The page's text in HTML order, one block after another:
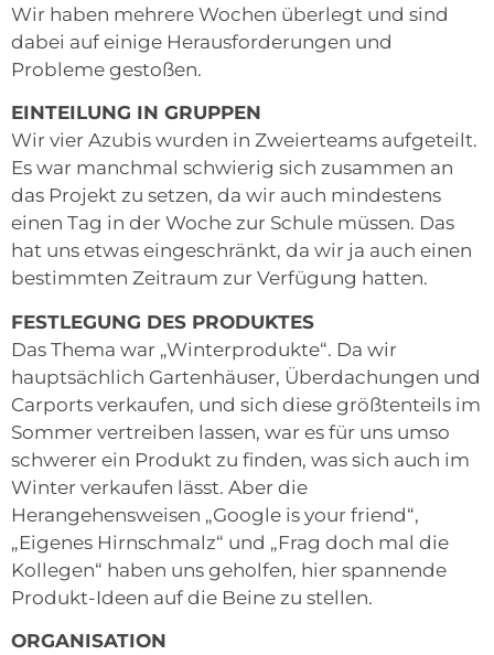
Wir haben mehrere Wochen überlegt und sind
dabei auf einige Herausforderungen und
Probleme gestoßen.
EINTEILUNG IN GRUPPEN
Wir vier Azubis wurden in Zweierteams aufgeteilt.
Es war manchmal schwierig sich zusammen an
das Projekt zu setzen, da wir auch mindestens
einen Tag in der Woche zur Schule müssen. Das
hat uns etwas eingeschränkt, da wir ja auch einen
bestimmten Zeitraum zur Verfügung hatten.
FESTLEGUNG DES PRODUKTES
Das Thema war „Winterprodukte“. Da wir
hauptsächlich Gartenhäuser, Überdachungen und
Carports verkaufen, und sich diese größtenteils im
Sommer vertreiben lassen, war es für uns umso
schwerer ein Produkt zu finden, was sich auch im
Winter verkaufen lässt. Aber die
Herangehensweisen „Google is your friend“,
„Eigenes Hirnschmalz“ und „Frag doch mal die
Kollegen“ haben uns geholfen, hier spannende
Produkt-Ideen auf die Beine zu stellen.
ORGANISATION